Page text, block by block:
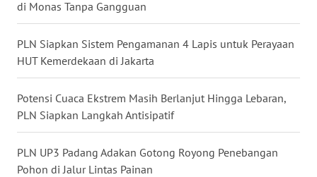
di Monas Tanpa Gangguan
PLN Siapkan Sistem Pengamanan 4 Lapis untuk Perayaan
HUT Kemerdekaan di Jakarta
Potensi Cuaca Ekstrem Masih Berlanjut Hingga Lebaran,
PLN Siapkan Langkah Antisipatif
PLN UP3 Padang Adakan Gotong Royong Penebangan
Pohon di Jalur Lintas Painan
WN
MALUKU
WN
MALUT
WN
DAIRI
WN